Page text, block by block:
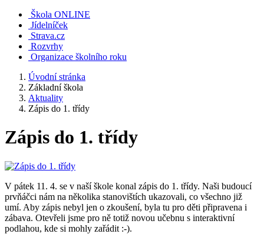
Škola ONLINE
Jídelníček
Strava.cz
Rozvrhy
Organizace školního roku
Úvodní stránka
Základní škola
Aktuality
Zápis do 1. třídy
Zápis do 1. třídy
V pátek 11. 4. se v naší škole konal zápis do 1. třídy. Naši budoucí
prvňáčci nám na několika stanovištích ukazovali, co všechno již
umí. Aby zápis nebyl jen o zkoušení, byla tu pro děti připravena i
zábava. Otevřeli jsme pro ně totiž novou učebnu s interaktivní
podlahou, kde si mohly zařádit :-).